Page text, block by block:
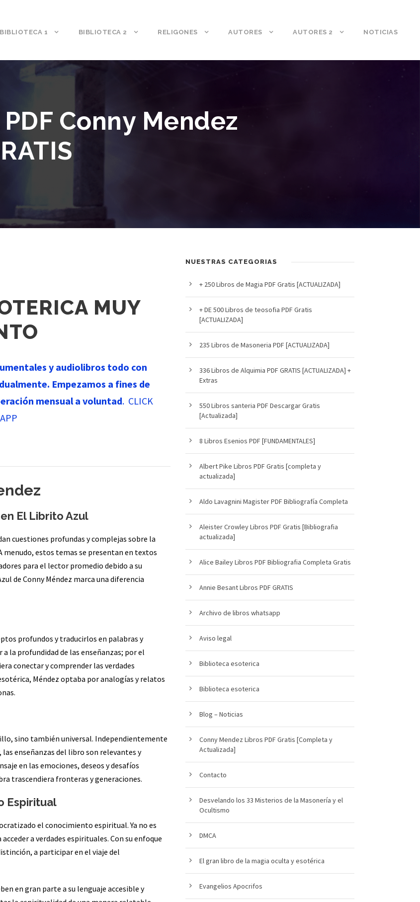
BIBLIOTECA 1 BIBLIOTECA 2 RELIGONES AUTORES AUTORES 2 NOTICIAS
Conny Mendez
MUY
y audiolibros todo con
Empezamos a fines de
mensual a voluntad. CLICK
El Librito Azul
cuestiones profundas y complejas sobre la
menudo, estos temas se presentan en textos
para el lector promedio debido a su
de Conny Méndez marca una diferencia
profundos y traducirlos en palabras y
la profundidad de las enseñanzas; por el
conectar y comprender las verdades
Méndez optaba por analogías y relatos
sino también universal. Independientemente
enseñanzas del libro son relevantes y
en las emociones, deseos y desafíos
trascendiera fronteras y generaciones.
Espiritual
el conocimiento espiritual. Ya no es
a verdades espirituales. Con su enfoque
a participar en el viaje del
en gran parte a su lenguaje accesible y
NUESTRAS CATEGORIAS
+ 250 Libros de Magia PDF Gratis [ACTUALIZADA]
+ DE 500 Libros de teosofia PDF Gratis
[ACTUALIZADA]
235 Libros de Masoneria PDF [ACTUALIZADA]
336 Libros de Alquimia PDF GRATIS [ACTUALIZADA] +
Extras
550 Libros santeria PDF Descargar Gratis
[Actualizada]
8 Libros Esenios PDF [FUNDAMENTALES]
Albert Pike Libros PDF Gratis [completa y
actualizada]
Aldo Lavagnini Magister PDF Bibliografía Completa
Aleister Crowley Libros PDF Gratis [Bibliografia
actualizada]
Alice Bailey Libros PDF Bibliografia Completa Gratis
Annie Besant Libros PDF GRATIS
Archivo de libros whatsapp
Aviso legal
Biblioteca esoterica
Biblioteca esoterica
Blog – Noticias
Conny Mendez Libros PDF Gratis [Completa y
Actualizada]
Contacto
Desvelando los 33 Misterios de la Masonería y el
Ocultismo
DMCA
El gran libro de la magia oculta y esotérica
Evangelios Apocrifos